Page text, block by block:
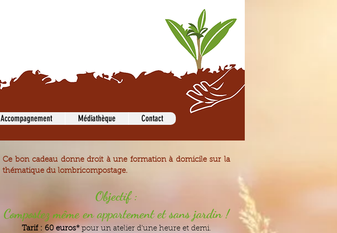
Accompagnement Médiathèque Contact
Ce bon cadeau donne droit à une formation à domicile sur la
thématique du lombricompostage.
Objectif :
Compostez même en appartement et sans jardin !
Tarif : 60 euros* pour un atelier d'une heure et demi.